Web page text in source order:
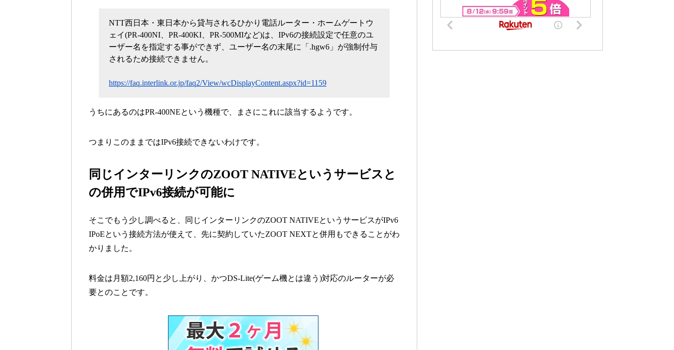
NTT西日本・東日本から貸与されるひかり電話ルーター・ホームゲートウ
ェイ(PR-400NI、PR-400KI、PR-500MIなど)は、IPv6の接続設定で任意のユ
ーザー名を指定する事ができず、ユーザー名の末尾に「.hgw6」が強制付与
されるため接続できません。
https://faq.interlink.or.jp/faq2/View/wcDisplayContent.aspx?id=1159
うちにあるのはPR-400NEという機種で、まさにこれに該当するようです。
つまりこのままではIPv6接続できないわけです。
同じインターリンクのZOOT NATIVEというサービスと
の併用でIPv6接続が可能に
そこでもう少し調べると、同じインターリンクのZOOT NATIVEというサービスがIPv6
IPoEという接続方法が使えて、先に契約していたZOOT NEXTと併用もできることがわ
かりました。
料金は月額2,160円と少し上がり、かつDS-Lite(ゲーム機とは違う)対応のルーターが必
要とのことです。